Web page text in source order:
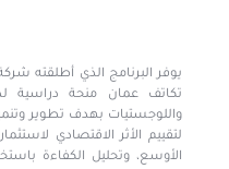
يوفر البرنامج الذي أطلقته
تكاتف عمان منحة دراسية
واللوجستيات بهدف تطوير
لتقييم الأثر الاقتصادي
الأوسع، وتحليل الكفاءة